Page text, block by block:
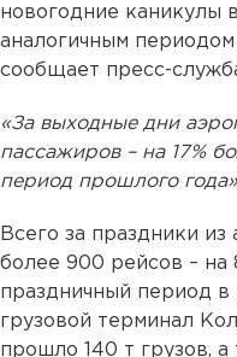
новогодние каникулы
аналогичным
сообщает пресс-
«За выходные дни
пассажиров – на 17%
период прошлого
Всего за праздники из
более 900 рейсов – на
праздничный период
грузовой терминал
прошло 140 т грузов,